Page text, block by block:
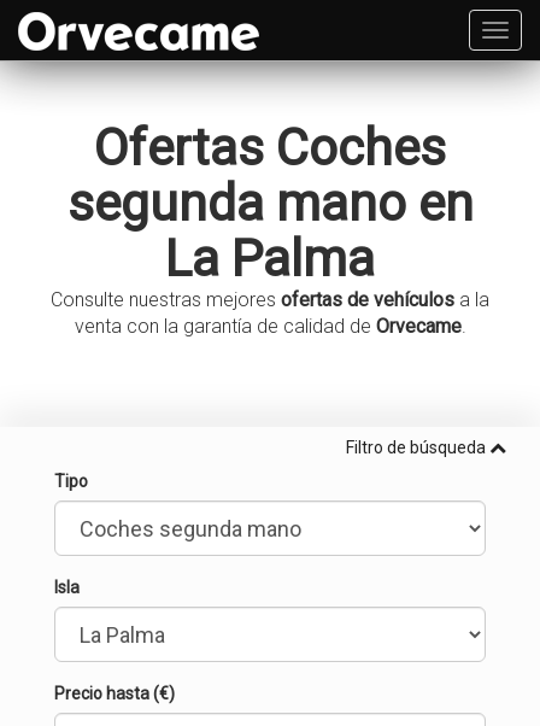
Ofertas Coches
segunda mano en
La Palma
Consulte nuestras mejores ofertas de vehículos a la
venta con la garantía de calidad de Orvecame.
Filtro de búsqueda
Tipo
Isla
Precio hasta (€)